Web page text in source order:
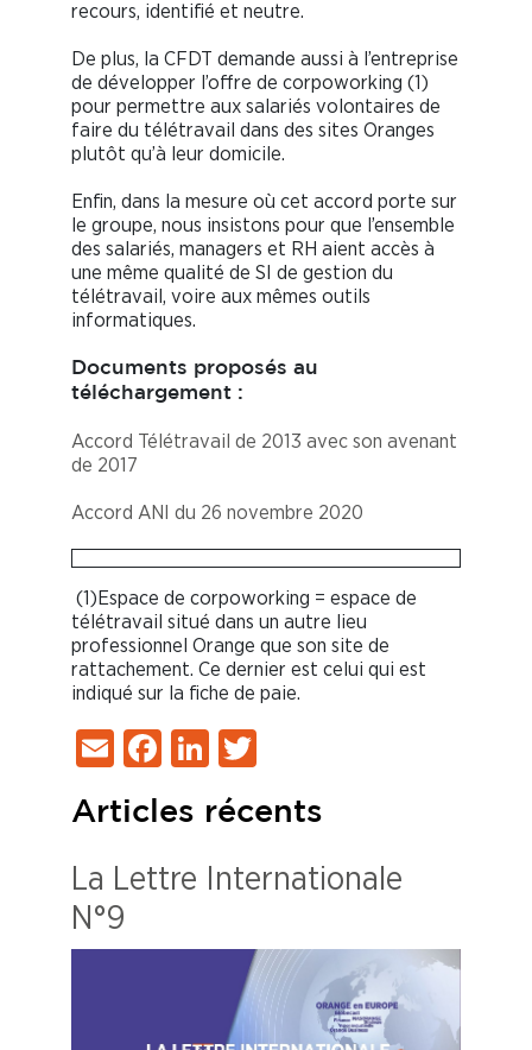
recours, identifié et neutre.
De plus, la CFDT demande aussi à l’entreprise
de développer l’offre de corpoworking (1)
pour permettre aux salariés volontaires de
faire du télétravail dans des sites Oranges
plutôt qu’à leur domicile.
Enfin, dans la mesure où cet accord porte sur
le groupe, nous insistons pour que l’ensemble
des salariés, managers et RH aient accès à
une même qualité de SI de gestion du
télétravail, voire aux mêmes outils
informatiques.
Documents proposés au
téléchargement :
Accord Télétravail de 2013 avec son avenant
de 2017
Accord ANI du 26 novembre 2020
(1)Espace de corpoworking = espace de
télétravail situé dans un autre lieu
professionnel Orange que son site de
rattachement. Ce dernier est celui qui est
indiqué sur la fiche de paie.
EmailFacebook
LinkedIn
Articles récents
La Lettre Internationale
N°9